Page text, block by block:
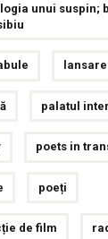
unui suspin;
palatul
poets in
poeți
de film